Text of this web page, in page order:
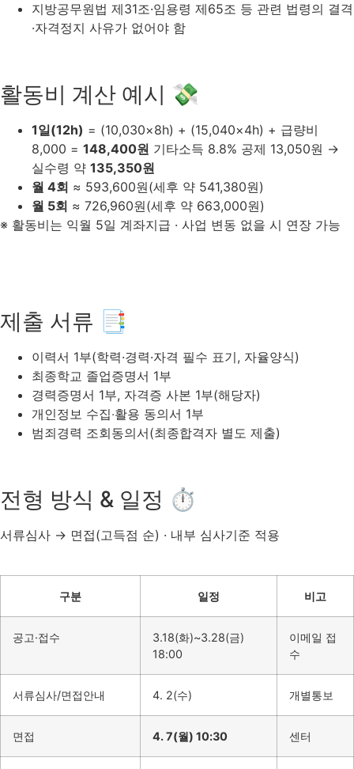
지방공무원법 제31조·임용령 제65조 등 관련 법령의 결격
·자격정지 사유가 없어야 함
활동비 계산 예시 💸
1일(12h) = (10,030×8h) + (15,040×4h) + 급량비
8,000 = 148,400원 기타소득 8.8% 공제 13,050원 →
실수령 약 135,350원
월 4회 ≈ 593,600원(세후 약 541,380원)
월 5회 ≈ 726,960원(세후 약 663,000원)
※ 활동비는 익월 5일 계좌지급 · 사업 변동 없을 시 연장 가능
제출 서류 📑
이력서 1부(학력·경력·자격 필수 표기, 자율양식)
최종학교 졸업증명서 1부
경력증명서 1부, 자격증 사본 1부(해당자)
개인정보 수집‧활용 동의서 1부
범죄경력 조회동의서(최종합격자 별도 제출)
전형 방식 & 일정 ⏱
서류심사 → 면접(고득점 순) · 내부 심사기준 적용
구분 일정 비고
공고·접수
3.18(화)~3.28(금)
18:00
이메일 접
수
서류심사/면접안내 4. 2(수) 개별통보
면접 4. 7(월) 10:30 센터